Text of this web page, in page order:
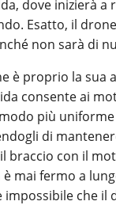
dove inizierà a
Esatto, il
non sarà di
è proprio la sua
consente ai
più
di
braccio con il
mai fermo a
che il